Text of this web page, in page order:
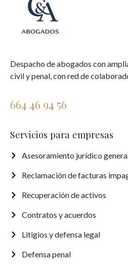
Despacho de abogados con
civil y penal, con red de
664 46 94 56
Servicios para empresas
Asesoramiento jurídico
Reclamación de facturas
Recuperación de activos
Contratos y acuerdos
Litigios y defensa legal
Defensa penal